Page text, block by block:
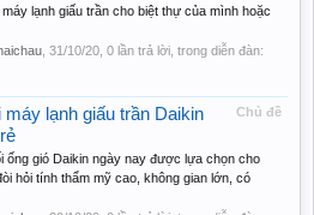
lạnh giấu trần cho biệt thự của mình hoặc
31/10/20 , 0 lần trả lời, trong diễn đàn:
Chủ đề
lạnh giấu trần Daikin
ống gió Daikin ngày nay được lựa chọn cho
hỏi tính thẩm mỹ cao, không gian lớn, có